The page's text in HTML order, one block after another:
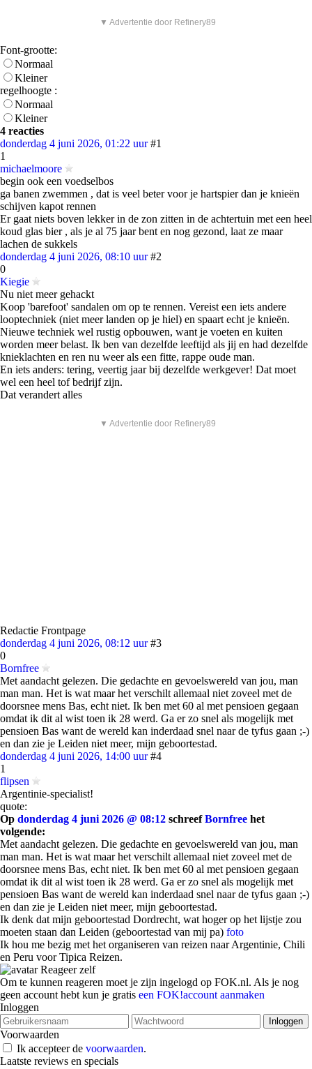
▼ Advertentie door Refinery89
Font-grootte:
Normaal
Kleiner
regelhoogte :
Normaal
Kleiner
4 reacties
donderdag 4 juni 2026, 01:22 uur #1
1
michaelmoore
begin ook een voedselbos
ga banen zwemmen , dat is veel beter voor je hartspier dan je knieën
schijven kapot rennen
Er gaat niets boven lekker in de zon zitten in de achtertuin met een heel
koud glas bier , als je al 75 jaar bent en nog gezond, laat ze maar
lachen de sukkels
donderdag 4 juni 2026, 08:10 uur #2
0
Kiegie
Nu niet meer gehackt
Koop 'barefoot' sandalen om op te rennen. Vereist een iets andere
looptechniek (niet meer landen op je hiel) en spaart echt je knieën.
Nieuwe techniek wel rustig opbouwen, want je voeten en kuiten
worden meer belast. Ik ben van dezelfde leeftijd als jij en had dezelfde
knieklachten en ren nu weer als een fitte, rappe oude man.
En iets anders: tering, veertig jaar bij dezelfde werkgever! Dat moet
wel een heel tof bedrijf zijn.
Dat verandert alles
▼ Advertentie door Refinery89
Redactie Frontpage
donderdag 4 juni 2026, 08:12 uur #3
0
Bornfree
Met aandacht gelezen. Die gedachte en gevoelswereld van jou, man
man man. Het is wat maar het verschilt allemaal niet zoveel met de
doorsnee mens Bas, echt niet. Ik ben met 60 al met pensioen gegaan
omdat ik dit al wist toen ik 28 werd. Ga er zo snel als mogelijk met
pensioen Bas want de wereld kan inderdaad snel naar de tyfus gaan ;-)
en dan zie je Leiden niet meer, mijn geboortestad.
donderdag 4 juni 2026, 14:00 uur #4
1
flipsen
Argentinie-specialist!
quote:
Op donderdag 4 juni 2026 @ 08:12 schreefBornfree het
volgende:
Met aandacht gelezen. Die gedachte en gevoelswereld van jou, man
man man. Het is wat maar het verschilt allemaal niet zoveel met de
doorsnee mens Bas, echt niet. Ik ben met 60 al met pensioen gegaan
omdat ik dit al wist toen ik 28 werd. Ga er zo snel als mogelijk met
pensioen Bas want de wereld kan inderdaad snel naar de tyfus gaan ;-)
en dan zie je Leiden niet meer, mijn geboortestad.
Ik denk dat mijn geboortestad Dordrecht, wat hoger op het lijstje zou
moeten staan dan Leiden (geboortestad van mij pa) foto
Ik hou me bezig met het organiseren van reizen naar Argentinie, Chili
en Peru voor Tipica Reizen.
Reageer zelf
Om te kunnen reageren moet je zijn ingelogd op FOK.nl. Als je nog
geen account hebt kun je gratis een FOK!account aanmaken
Inloggen
Voorwaarden
Ik accepteer de voorwaarden.
Laatste reviews en specials